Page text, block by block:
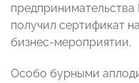
получил сертификат
бизнес-мероприятии.
Особо бурными